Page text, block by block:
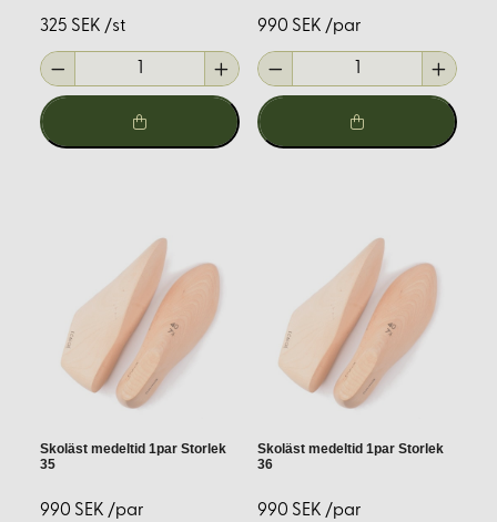
Skoläster är avgörande för att forma och ge struktur åt
storlekar, anpassade för olika historiska perioder och
skomodeller. Genom att använda rätt läst säkerställer
du att skorna får rätt passform och hållbarhet.
För att lyckas med skosömnad behöver du rätt
material och verktyg:
Läder: Välj högkvalitativt läder som är lämpligt för
skotillverkning.
Tråd:Använd stark och hållbar tråd, exempelvis
vaxad lintråd.
325 SEK /st 990 SEK /par
Skoläst medeltid 1par Storlek
35
990 SEK /par
Skoläst medeltid 1par Storlek
36
990 SEK /par